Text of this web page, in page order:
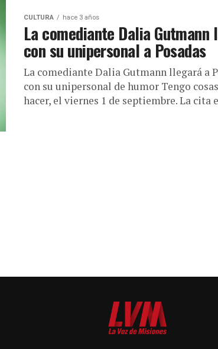
CULTURA hace 3 años
La comediante Dalia Gutmann
con su unipersonal a Posadas
La comediante Dalia Gutmann llegará a
con su unipersonal de humor Tengo
hacer, el viernes 1 de septiembre. La cita